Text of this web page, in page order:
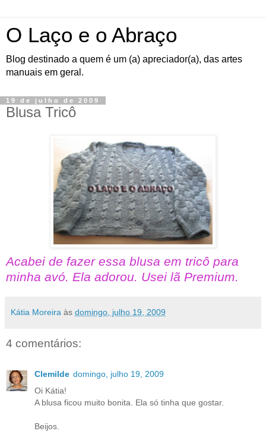
O Laço e o Abraço
Blog destinado a quem é um (a) apreciador(a), das artes
manuais em geral.
19 de julho de 2009
Blusa Tricô
Acabei de fazer essa blusa em tricô para
minha avó. Ela adorou. Usei lã Premium.
Kátia Moreira às domingo, julho 19, 2009
4 comentários:
Clemilde domingo, julho 19, 2009
Oi Kátia!
A blusa ficou muito bonita. Ela só tinha que gostar.
Beijos.